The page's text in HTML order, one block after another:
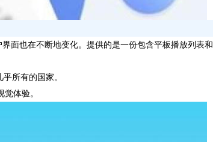
面也在不断地变化。提供的是一份包含平板播放列表和
所有的国家。
体验。